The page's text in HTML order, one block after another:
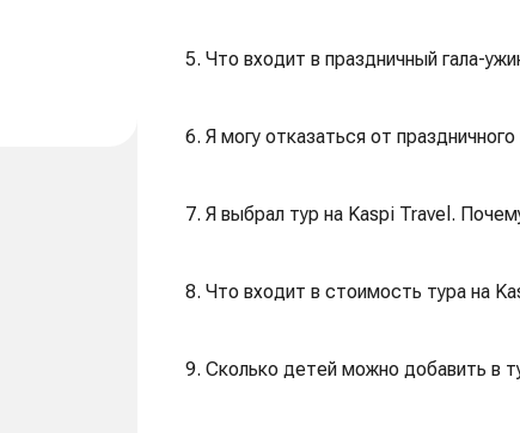
5. Что входит в праздничный гала-
6. Я могу отказаться от
7. Я выбрал тур на Kaspi Travel.
8. Что входит в стоимость тура на
9. Сколько детей можно добавить в